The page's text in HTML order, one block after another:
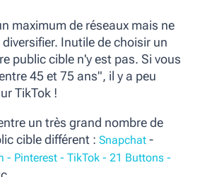
maximum de réseaux mais ne
Inutile de choisir un
public cible n'y est pas. Si vous
45 et 75 ans", il y a peu
TikTok !
un très grand nombre de
cible différent : Snapchat -
- Pinterest - TikTok - 21 Buttons -